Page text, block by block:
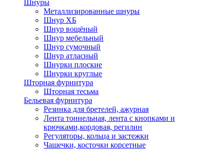
Шнуры
Металлизированные шнуры
Шнур ХБ
Шнур вощёный
Шнур мебельный
Шнур сумочный
Шнур атласный
Шнурки плоские
Шнурки круглые
Шторная фурнитура
Шторная тесьма
Бельевая фурнитура
Резинка для бретелей, ажурная
Лента тоннельная, лента с кнопками и
крючками,кордовая, регилин
Регуляторы, кольца и застежки
Чашечки, косточки корсетные